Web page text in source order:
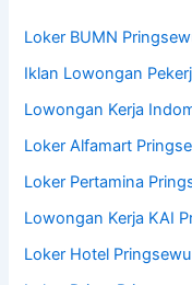
Loker BUMN
Iklan Lowongan
Lowongan Kerja
Loker Alfamart
Loker Pertamina
Lowongan Kerja KAI
Loker Hotel Pringsewu